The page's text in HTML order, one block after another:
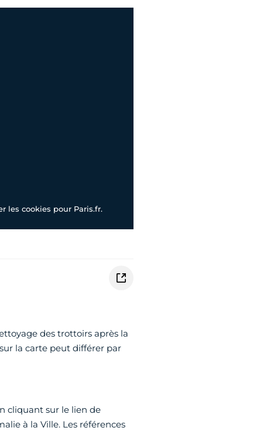
les cookies pour Paris.fr.
des trottoirs après la
la carte peut différer par
cliquant sur le lien de
à la Ville. Les références